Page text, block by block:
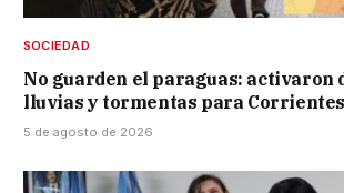
SOCIEDAD
No guarden el paraguas: activaron
lluvias y tormentas para Corrientes
5 de agosto de 2026